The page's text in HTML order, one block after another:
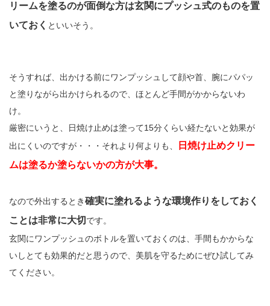
リームを塗るのが面倒な方は玄関にプッシュ式のものを置
いておく といいそう。
そうすれば、出かける前にワンプッシュして顔や首、腕にパパッ
と塗りながら出かけられるので、ほとんど手間がかからないわ
け。
厳密にいうと、日焼け止めは塗って15分くらい経たないと効果が
出にくいのですが・・・それより何よりも、
日焼け止めクリー
ムは塗るか塗らないかの方が大事。
なので外出するとき確実に塗れるような環境作りをしておく
ことは非常に大切 です。
玄関にワンプッシュのボトルを置いておくのは、手間もかからな
いしとても効果的だと思うので、美肌を守るためにぜひ試してみ
てください。